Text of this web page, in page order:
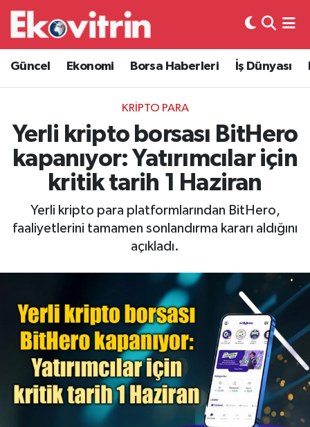
Güncel Ekonomi Borsa Haberleri İş Dünyası
KRİPTO PARA
Yerli kripto borsası BitHero
kapanıyor: Yatırımcılar için
kritik tarih 1 Haziran
Yerli kripto para platformlarından BitHero,
faaliyetlerini tamamen sonlandırma kararı aldığını
açıkladı.
Güncel
Ekonomi
Borsa Haberleri
İş Dünyası
Lojistik
Otovitrin
Gayrimenkul
Spor
Eğitim
Hava Durumu
Trafik Durumu
Süper Lig Puan Durumu ve Fikstür
Tüm Manşetler
Son Dakika Haberleri
Haber Arşivi